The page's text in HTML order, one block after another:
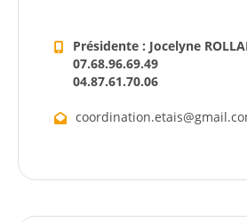
Présidente : Jocelyne
07.68.96.69.49
04.87.61.70.06